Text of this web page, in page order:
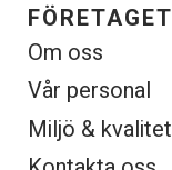
FÖRETAGET
Om oss
Vår personal
Miljö & kvalitet